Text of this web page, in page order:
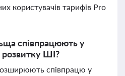
користувачів тарифів Pro
співпрацюють у
розвитку ШІ?
співпрацю у